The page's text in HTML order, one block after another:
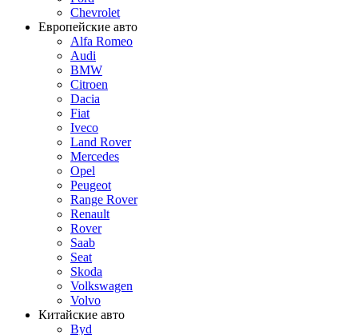
Chevrolet
Европейские авто
Alfa Romeo
Audi
BMW
Citroen
Dacia
Fiat
Iveco
Land Rover
Mercedes
Opel
Peugeot
Range Rover
Renault
Rover
Saab
Seat
Skoda
Volkswagen
Volvo
Китайские авто
Byd